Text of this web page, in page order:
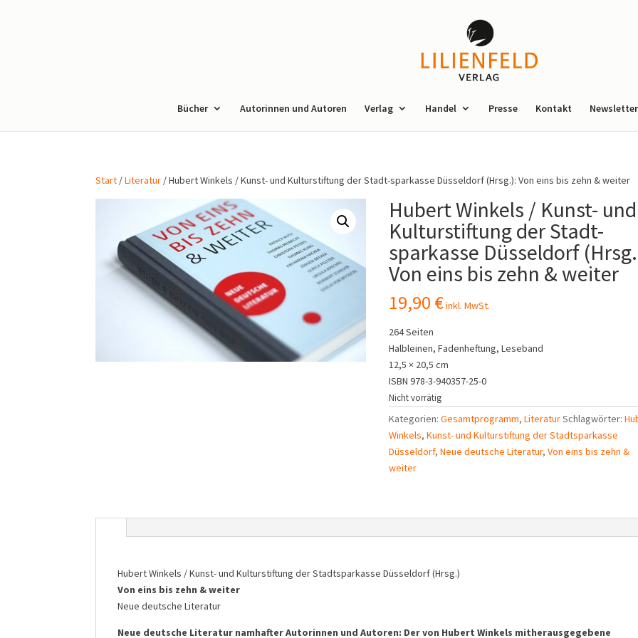
Bücher Autorinnen und Autoren Verlag Handel Presse Kontakt Newsletter
Start /Literatur / Hubert Winkels / Kunst- und Kulturstiftung der Stadt-sparkasse Düsseldorf (Hrsg.): Von eins bis zehn & weiter
Hubert Winkels / Kunst- und
Kulturstiftung der Stadt-
sparkasse Düsseldorf
Von eins bis zehn & weiter
19,90 €inkl. MwSt.
264 Seiten
Halbleinen, Fadenheftung, Leseband
12,5 × 20,5 cm
ISBN 978-3-940357-25-0
Nicht vorrätig
Kategorien:Gesamtprogramm,LiteraturSchlagwörter:
Winkels,Kunst- und Kulturstiftung der Stadtsparkasse
Düsseldorf,Neue deutsche Literatur,Von eins bis zehn &
weiter
Hubert Winkels / Kunst- und Kulturstiftung der Stadtsparkasse Düsseldorf (Hrsg.)
Von eins bis zehn & weiter
Neue deutsche Literatur
Neue deutsche Literatur namhafter Autorinnen und Autoren: Der von Hubert Winkels mitherausgegebene